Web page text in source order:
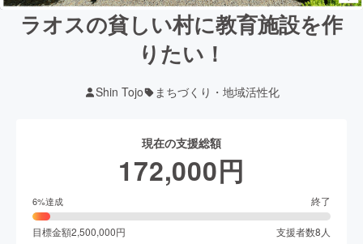
ラオスの貧しい村に教育施設を作
りたい！
Shin Tojo まちづくり・地域活性化
現在の支援総額
172,000円
6%達成 終了
目標金額2,500,000円 支援者数8 人